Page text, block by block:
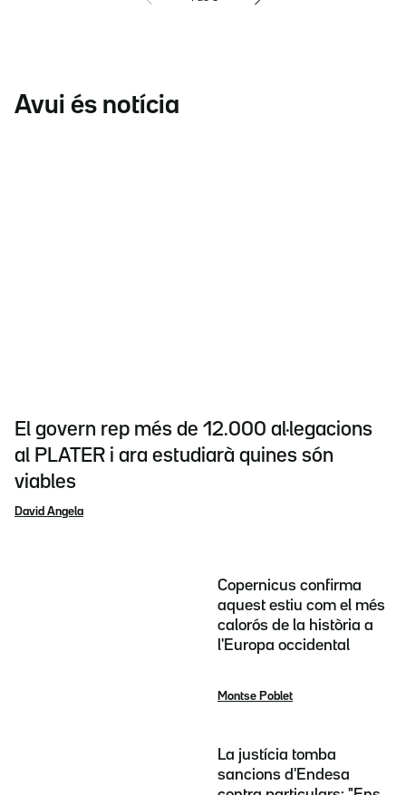
Avui és notícia
El govern rep més de 12.000 al·legacions
al PLATER i ara estudiarà quines són
viables
David Angela
Copernicus confirma
aquest estiu com el més
calorós de la història a
l'Europa occidental
Montse Poblet
La justícia tomba
sancions d'Endesa